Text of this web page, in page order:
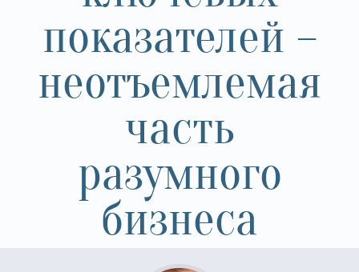
показателей –
неотъемлемая
часть
разумного
бизнеса